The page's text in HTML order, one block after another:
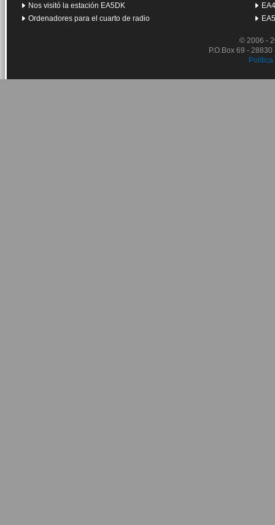
Nos visitó la estación EA5DK
Ordenadores para el cuarto de radio
© 2006 -
P.O.Box 69 -